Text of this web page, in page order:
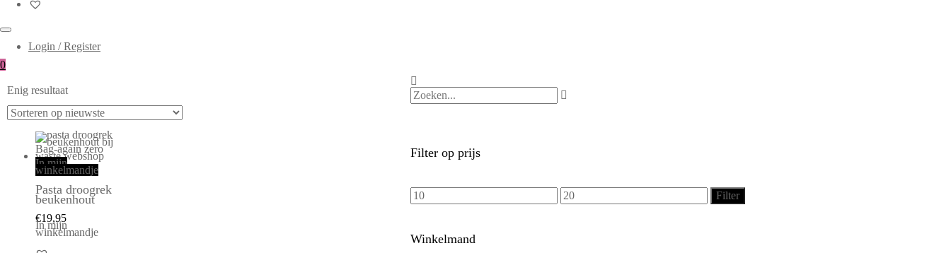
Login / Register
0
Enig resultaat
In mijn
winkelmandje
Pasta droogrek
beukenhout
€19,95
In mijn
winkelmandje
Filter op prijs
Filter
Winkelmand